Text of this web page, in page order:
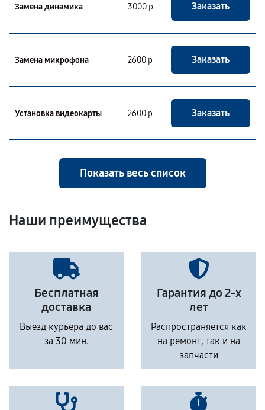
Замена динамика 3000 р Заказать
Замена микрофона 2600 р Заказать
Установка видеокарты 2600 р Заказать
Показать весь список
Наши преимущества
Бесплатная
доставка
Выезд курьера до вас
за 30 мин.
Гарантия до 2-х
лет
Распространяется как
на ремонт, так и на
запчасти